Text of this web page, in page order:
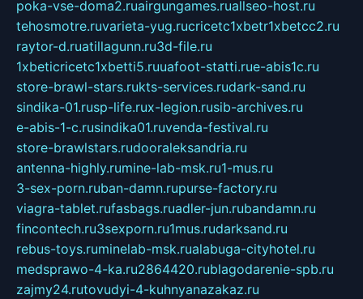
poka-vse-doma2.ruairgungames.ruallseo-host.ru
tehosmotre.ruvarieta-yug.rucricetc1xbetr1xbetcc2.ru
raytor-d.ruatillagunn.ru3d-file.ru
1xbeticricetc1xbetti5.ruuafoot-statti.rue-abis1c.ru
store-brawl-stars.rukts-services.rudark-sand.ru
sindika-01.rusp-life.rux-legion.rusib-archives.ru
e-abis-1-c.rusindika01.ruvenda-festival.ru
store-brawlstars.rudooraleksandria.ru
antenna-highly.rumine-lab-msk.ru1-mus.ru
3-sex-porn.ruban-damn.rupurse-factory.ru
viagra-tablet.rufasbags.ruadler-jun.rubandamn.ru
fincontech.ru3sexporn.ru1mus.rudarksand.ru
rebus-toys.ruminelab-msk.rualabuga-cityhotel.ru
medsprawo-4-ka.ru2864420.rublagodarenie-spb.ru
zajmy24.rutovudyi-4-kuhnyanazakaz.ru